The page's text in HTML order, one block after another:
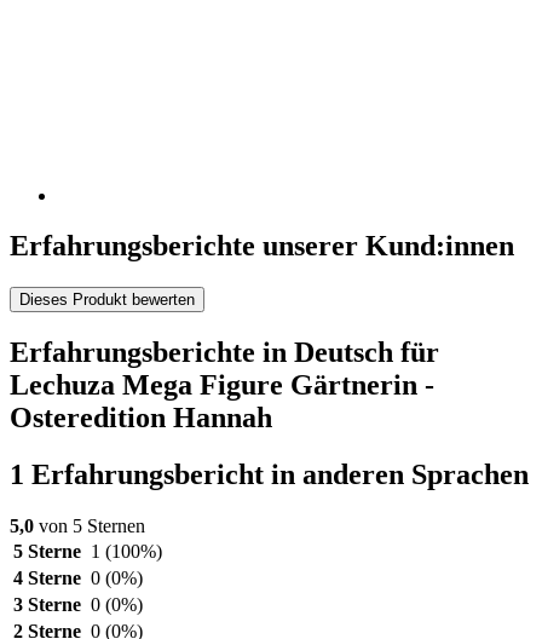
Erfahrungsberichte unserer Kund:innen
Dieses Produkt bewerten
Erfahrungsberichte in Deutsch für
Lechuza Mega Figure Gärtnerin -
Osteredition Hannah
1 Erfahrungsbericht in anderen Sprachen
5,0 von 5 Sternen
5 Sterne 1 (100%)
4 Sterne 0 (0%)
3 Sterne 0 (0%)
2 Sterne 0 (0%)